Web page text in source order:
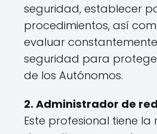
seguridad, establecer
procedimientos, así
evaluar
seguridad para
de los Autónomos.
2. Administrador de
Este profesional tiene